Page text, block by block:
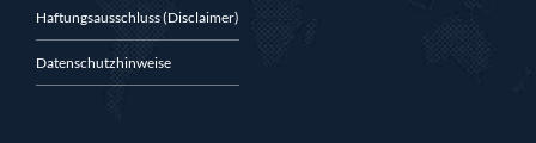
Haftungsausschluss (Disclaimer)
Datenschutzhinweise